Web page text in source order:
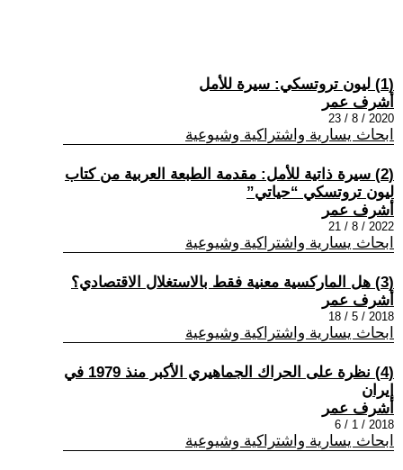
(1) ليون تروتسكي: سيرة للأمل
أشرف عمر
2020 / 8 / 23
ابحاث يسارية واشتراكية وشيوعية
(2) سيرة ذاتية للأمل: مقدمة الطبعة العربية من كتاب
ليون تروتسكي “حياتي”
أشرف عمر
2022 / 8 / 21
ابحاث يسارية واشتراكية وشيوعية
(3) هل الماركسية معنية فقط بالاستغلال الاقتصادي؟
أشرف عمر
2018 / 5 / 18
ابحاث يسارية واشتراكية وشيوعية
(4) نظرة على الحراك الجماهيري الأكبر منذ 1979 في
إيران
أشرف عمر
2018 / 1 / 6
ابحاث يسارية واشتراكية وشيوعية